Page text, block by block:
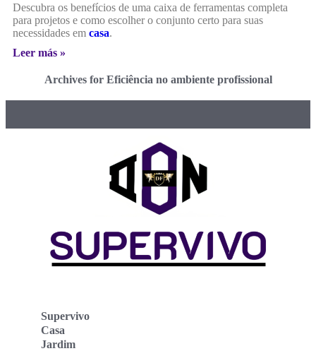
Descubra os benefícios de uma caixa de ferramentas completa
para projetos e como escolher o conjunto certo para suas
necessidades em casa.
Leer más »
Archives for Eficiência no ambiente profissional
Supervivo
Casa
Jardim